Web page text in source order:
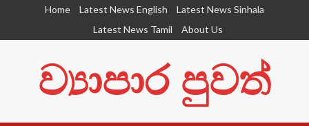
content
Home Latest News English
Latest News Sinhala
Latest News Tamil
About Us
ව්‍යාපාර පුවත්